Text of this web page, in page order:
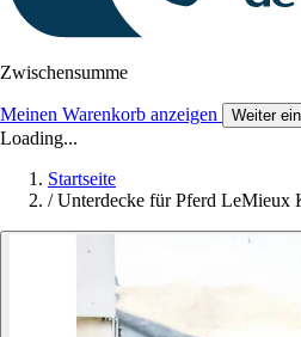
Zwischensumme
Meinen Warenkorb anzeigen Weiter
Loading...
Startseite
/ Unterdecke für Pferd LeMieux